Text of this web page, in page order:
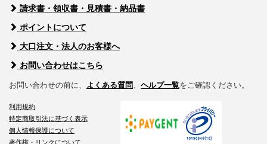
請求書・領収書・見積書・納品書
ポイントについて
大口注文・法人のお客様へ
お問い合わせはこちら
お問い合わせの前に、 よくある質問、 ヘルプ一覧をご確認ください。
利用規約
特定商取引法に基づく表示
個人情報保護について
著作権・リンクについて